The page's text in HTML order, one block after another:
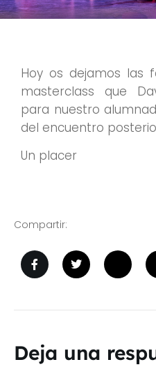
Hoy os dejamos las
masterclass que
para nuestro
del encuentro
Un placer
Compartir:
Deja una